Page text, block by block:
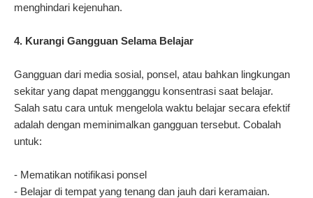
menghindari kejenuhan.
4. Kurangi Gangguan Selama Belajar
Gangguan dari media sosial, ponsel, atau bahkan lingkungan
sekitar yang dapat mengganggu konsentrasi saat belajar.
Salah satu cara untuk mengelola waktu belajar secara efektif
adalah dengan meminimalkan gangguan tersebut. Cobalah
untuk:
- Mematikan notifikasi ponsel
- Belajar di tempat yang tenang dan jauh dari keramaian.